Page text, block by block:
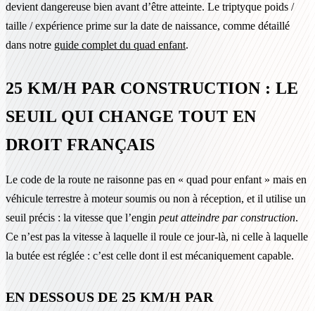
devient dangereuse bien avant d’être atteinte. Le triptyque poids /
taille / expérience prime sur la date de naissance, comme détaillé
dans notre guide complet du quad enfant.
25 KM/H PAR CONSTRUCTION : LE
SEUIL QUI CHANGE TOUT EN
DROIT FRANÇAIS
Le code de la route ne raisonne pas en « quad pour enfant » mais en
véhicule terrestre à moteur soumis ou non à réception, et il utilise un
seuil précis : la vitesse que l’engin peut atteindre par construction.
Ce n’est pas la vitesse à laquelle il roule ce jour-là, ni celle à laquelle
la butée est réglée : c’est celle dont il est mécaniquement capable.
EN DESSOUS DE 25 KM/H PAR